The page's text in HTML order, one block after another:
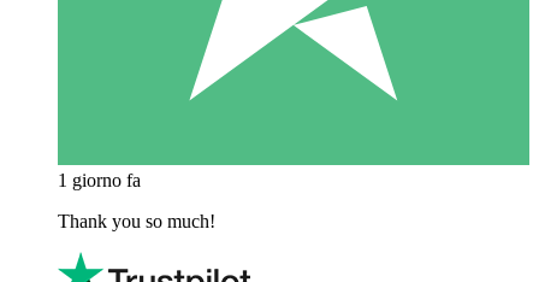
1 giorno fa
Thank you so much!